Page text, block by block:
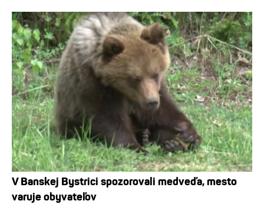
V Banskej Bystrici spozorovali medveďa, mesto
varuje obyvateľov